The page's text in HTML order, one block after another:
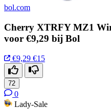
bol.com
Cherry XTRFY MZ1
voor €9,29 bij Bol
€9,29 €15
72
0
Lady-Sale